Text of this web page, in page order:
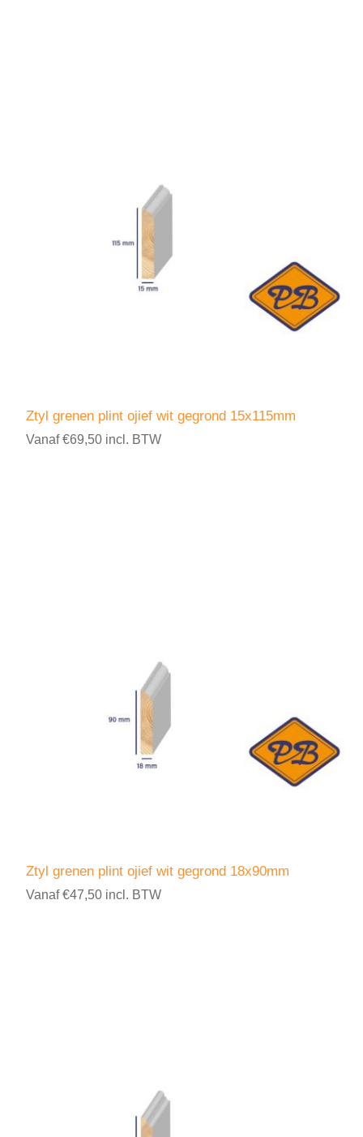
Ztyl grenen plint ojief wit gegrond 15x115mm
Vanaf €69,50 incl. BTW
Ztyl grenen plint ojief wit gegrond 18x90mm
Vanaf €47,50 incl. BTW